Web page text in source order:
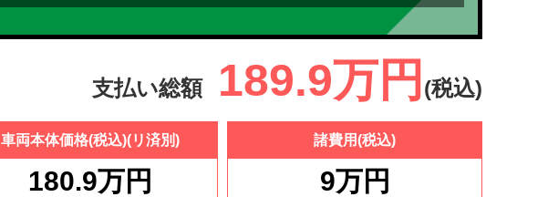
支払い総額 189.9万円 (税込)
車両本体価格(税込)(リ済別)
180.9万円
諸費用(税込)
9万円